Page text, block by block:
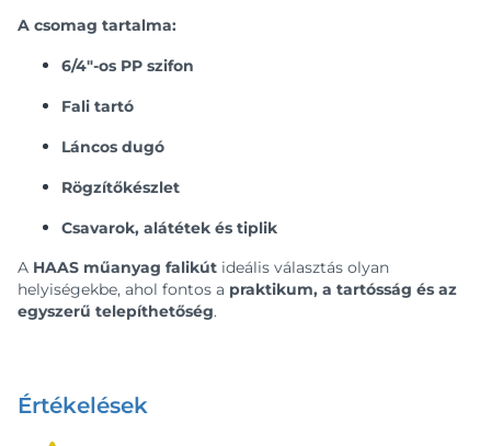
A csomag tartalma:
6/4"-os PP szifon
Fali tartó
Láncos dugó
Rögzítőkészlet
Csavarok, alátétek és tiplik
A HAAS műanyag falikút ideális választás olyan
helyiségekbe, ahol fontos a praktikum, a tartósság és az
egyszerű telepíthetőség.
Értékelések